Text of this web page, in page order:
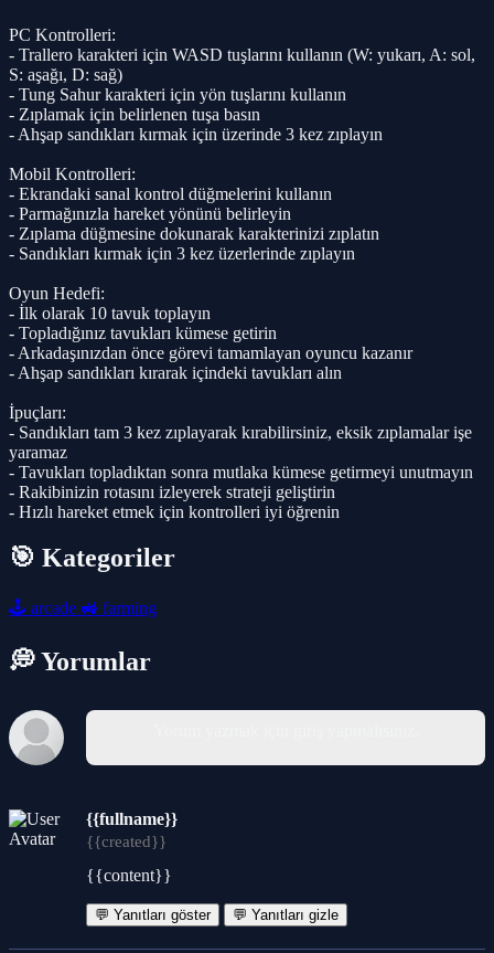
PC Kontrolleri:
- Trallero karakteri için WASD tuşlarını kullanın (W: yukarı, A: sol,
S: aşağı, D: sağ)
- Tung Sahur karakteri için yön tuşlarını kullanın
- Zıplamak için belirlenen tuşa basın
- Ahşap sandıkları kırmak için üzerinde 3 kez zıplayın
Mobil Kontrolleri:
- Ekrandaki sanal kontrol düğmelerini kullanın
- Parmağınızla hareket yönünü belirleyin
- Zıplama düğmesine dokunarak karakterinizi zıplatın
- Sandıkları kırmak için 3 kez üzerlerinde zıplayın
Oyun Hedefi:
- İlk olarak 10 tavuk toplayın
- Topladığınız tavukları kümese getirin
- Arkadaşınızdan önce görevi tamamlayan oyuncu kazanır
- Ahşap sandıkları kırarak içindeki tavukları alın
İpuçları:
- Sandıkları tam 3 kez zıplayarak kırabilirsiniz, eksik zıplamalar işe
yaramaz
- Tavukları topladıktan sonra mutlaka kümese getirmeyi unutmayın
- Rakibinizin rotasını izleyerek strateji geliştirin
- Hızlı hareket etmek için kontrolleri iyi öğrenin
🎯 Kategoriler
🕹️ arcade 🚜 farming
💭 Yorumlar
{{fullname}}
{{created}}
{{content}}
💬 Yanıtları göster 💬 Yanıtları gizle